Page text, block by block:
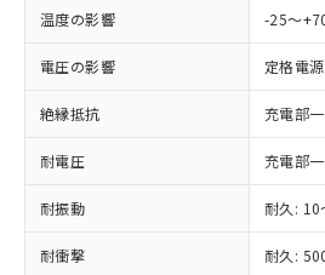
温度の影響 -25～
電圧の影響 定格電
絶縁抵抗 充電部
耐電圧 充電部
耐振動 耐久: 10
耐衝撃 耐久:
本サービスは、当社
商品の当社在庫状況
(税抜)を提供させてい
当社制御機器事業取
本サービスの対象外
ことをご了承ください
在庫状況および標準
記載している更新日
タに基づき作成され
調査・確認中：EU RoHS指
非含有の対応状況を調査中
商品です。
非該当品：ライセンス料な
害物質有無と関係のない商
仕入先様の事情により、非
いたものが、含有品と判明
むを得ず変更することがあ
鉛(Pb) 1000ppm以下、 水銀(Hg)
※1 中国RoHS○×表
「○」：最大均質材料含有
基準値以下であることを示
「×」：最大均質材料含有
基準値を超えていることを
「－」：未確認です。当社
*中国RoHS10物質の基準値 (GB/
当社は、これら貴社
為替および外国貿易
（以下｢規制貨物等」
または国外への提供